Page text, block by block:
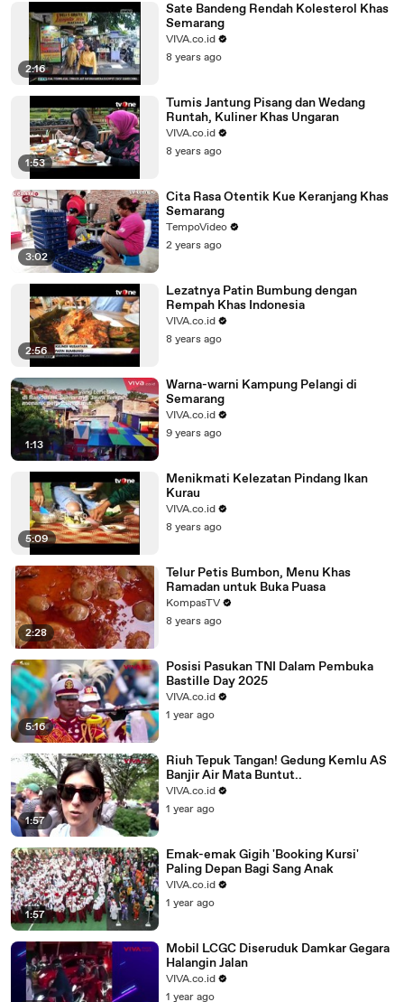
2:16
Sate Bandeng Rendah Kolesterol Khas
Semarang
VIVA.co.id
8 years ago
1:53
Tumis Jantung Pisang dan Wedang
Runtah, Kuliner Khas Ungaran
VIVA.co.id
8 years ago
3:02
Cita Rasa Otentik Kue Keranjang Khas
Semarang
TempoVideo
2 years ago
2:56
Lezatnya Patin Bumbung dengan
Rempah Khas Indonesia
VIVA.co.id
8 years ago
1:13
Warna-warni Kampung Pelangi di
Semarang
VIVA.co.id
9 years ago
5:09
Menikmati Kelezatan Pindang Ikan
Kurau
VIVA.co.id
8 years ago
2:28
Telur Petis Bumbon, Menu Khas
Ramadan untuk Buka Puasa
KompasTV
8 years ago
5:16
Posisi Pasukan TNI Dalam Pembuka
Bastille Day 2025
VIVA.co.id
1 year ago
1:57
Riuh Tepuk Tangan! Gedung Kemlu AS
Banjir Air Mata Buntut..
VIVA.co.id
1 year ago
1:57
Emak-emak Gigih 'Booking Kursi'
Paling Depan Bagi Sang Anak
VIVA.co.id
1 year ago
Mobil LCGC Diseruduk Damkar Gegara
Halangin Jalan
VIVA.co.id
1 year ago